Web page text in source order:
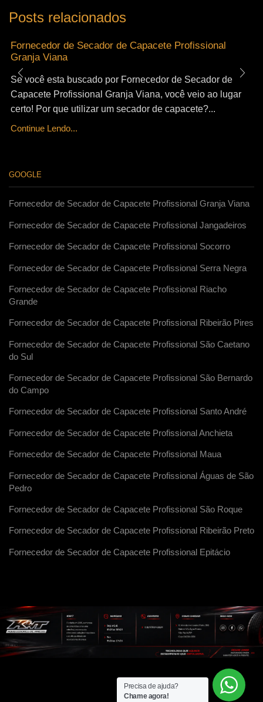
Posts relacionados
Fornecedor de Secador de Capacete Profissional
Granja Viana
Se você esta buscado por Fornecedor de Secador de
Capacete Profissional Granja Viana, você veio ao lugar
certo! Por que utilizar um secador de capacete?...
Continue Lendo...
GOOGLE
Fornecedor de Secador de Capacete Profissional Granja Viana
Fornecedor de Secador de Capacete Profissional Jangadeiros
Fornecedor de Secador de Capacete Profissional Socorro
Fornecedor de Secador de Capacete Profissional Serra Negra
Fornecedor de Secador de Capacete Profissional Riacho
Grande
Fornecedor de Secador de Capacete Profissional Ribeirão Pires
Fornecedor de Secador de Capacete Profissional São Caetano
do Sul
Fornecedor de Secador de Capacete Profissional São Bernardo
do Campo
Fornecedor de Secador de Capacete Profissional Santo André
Fornecedor de Secador de Capacete Profissional Anchieta
Fornecedor de Secador de Capacete Profissional Maua
Fornecedor de Secador de Capacete Profissional Águas de São
Pedro
Fornecedor de Secador de Capacete Profissional São Roque
Fornecedor de Secador de Capacete Profissional Ribeirão Preto
Fornecedor de Secador de Capacete Profissional Epitácio
Precisa de ajuda?
Chame agora!